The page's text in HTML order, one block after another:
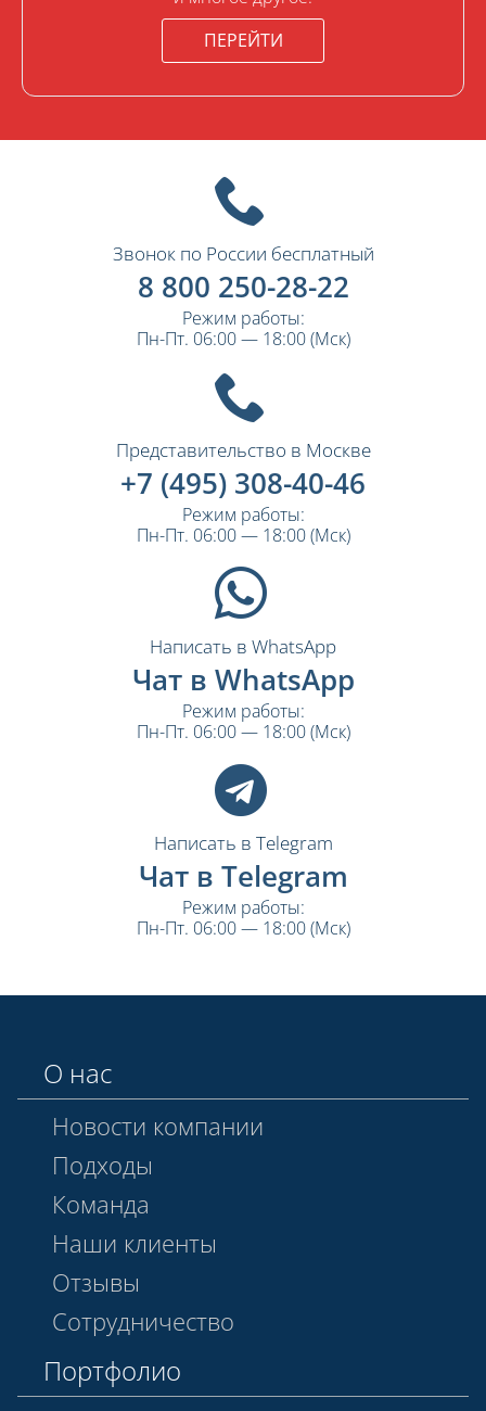
ПЕРЕЙТИ
Звонок по России бесплатный
8 800 250-28-22
Режим работы:
Пн-Пт. 06:00 — 18:00 (Мск)
Представительство в Москве
+7 (495) 308-40-46
Режим работы:
Пн-Пт. 06:00 — 18:00 (Мск)
Написать в WhatsApp
Чат в WhatsApp
Режим работы:
Пн-Пт. 06:00 — 18:00 (Мск)
Написать в Telegram
Чат в Telegram
Режим работы:
Пн-Пт. 06:00 — 18:00 (Мск)
О нас
Новости компании
Подходы
Команда
Наши клиенты
Отзывы
Сотрудничество
Портфолио